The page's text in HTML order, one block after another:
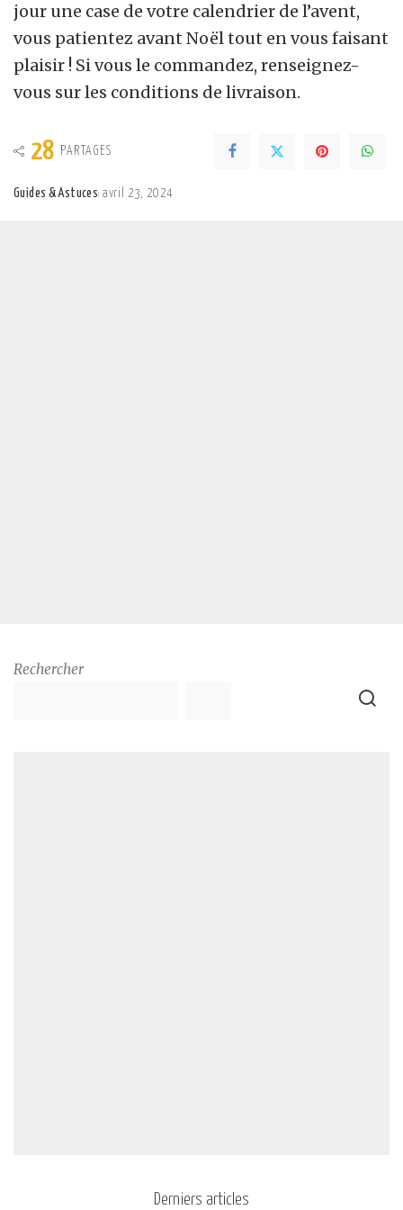
jour une case de votre calendrier de l’avent,
vous patientez avant Noël tout en vous faisant
plaisir ! Si vous le commandez, renseignez-
vous sur les conditions de livraison.
28 PARTAGES
Guides & Astuces avril 23, 2024
Rechercher
Derniers articles